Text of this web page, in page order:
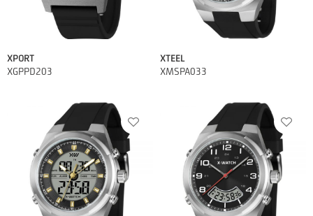
XPORT
XGPPD203
XTEEL
XMSPA033